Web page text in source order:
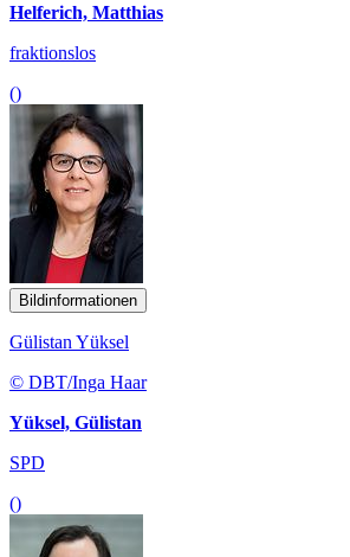
Helferich, Matthias
fraktionslos
()
Bildinformationen
Gülistan Yüksel
© DBT/Inga Haar
Yüksel, Gülistan
SPD
()